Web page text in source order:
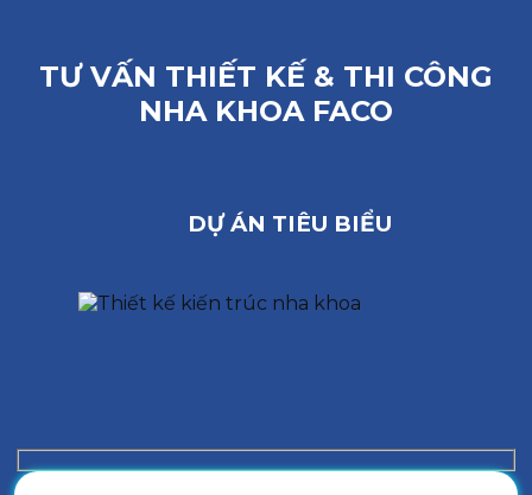
TƯ VẤN THIẾT KẾ & THI CÔNG
NHA KHOA FACO
DỰ ÁN TIÊU BIỂU